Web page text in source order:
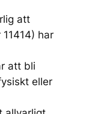
att
har
att bli
eller